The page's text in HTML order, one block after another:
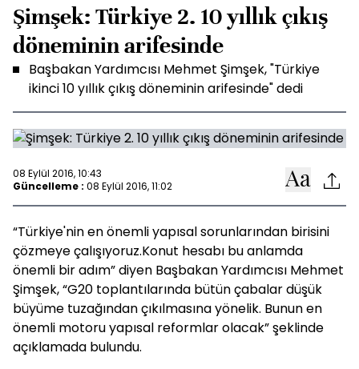
Şimşek: Türkiye 2. 10 yıllık çıkış
döneminin arifesinde
Başbakan Yardımcısı Mehmet Şimşek, "Türkiye
ikinci 10 yıllık çıkış döneminin arifesinde" dedi
08 Eylül 2016, 10:43
Güncelleme : 08 Eylül 2016, 11:02
“Türkiye'nin en önemli yapısal sorunlarından birisini
çözmeye çalışıyoruz.Konut hesabı bu anlamda
önemli bir adım” diyen Başbakan Yardımcısı Mehmet
Şimşek, “G20 toplantılarında bütün çabalar düşük
büyüme tuzağından çıkılmasına yönelik. Bunun en
önemli motoru yapısal reformlar olacak” şeklinde
açıklamada bulundu.